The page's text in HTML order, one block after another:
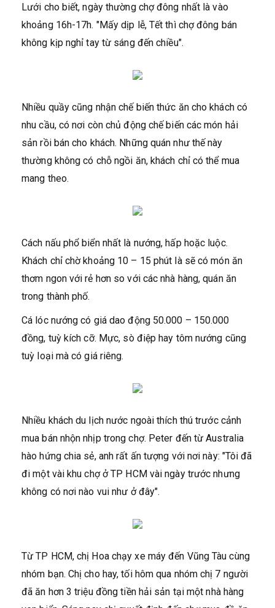
Lưới cho biết, ngày thường chợ đông nhất là vào
khoảng 16h-17h. "Mấy dịp lễ, Tết thì chợ đông bán
không kịp nghỉ tay từ sáng đến chiều".
Nhiều quầy cũng nhận chế biến thức ăn cho khách có
nhu cầu, có nơi còn chủ động chế biến các món hải
sản rồi bán cho khách. Những quán như thế này
thường không có chỗ ngồi ăn, khách chỉ có thể mua
mang theo.
Cách nấu phổ biển nhất là nướng, hấp hoặc luộc.
Khách chỉ chờ khoảng 10 – 15 phút là sẽ có món ăn
thơm ngon với rẻ hơn so với các nhà hàng, quán ăn
trong thành phố.
Cá lóc nướng có giá dao động 50.000 – 150.000
đồng, tuỳ kích cỡ. Mực, sò điệp hay tôm nướng cũng
tuỳ loại mà có giá riêng.
Nhiều khách du lịch nước ngoài thích thú trước cảnh
mua bán nhộn nhịp trong chợ. Peter đến từ Australia
hào hứng chia sẻ, anh rất ấn tượng với nơi này: "Tôi đã
đi một vài khu chợ ở TP HCM vài ngày trước nhưng
không có nơi nào vui như ở đây".
Từ TP HCM, chị Hoa chạy xe máy đến Vũng Tàu cùng
nhóm bạn. Chị cho hay, tối hôm qua nhóm chị 7 người
đã ăn hơn 3 triệu đồng tiền hải sản tại một nhà hàng